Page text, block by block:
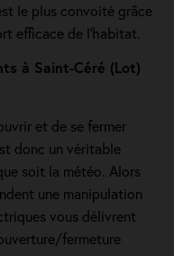
le plus convoité grâce
efficace de l'habitat.
à Saint-Céré (Lot)
et de se fermer
donc un véritable
soit la météo. Alors
une manipulation
vous délivrent
fermeture